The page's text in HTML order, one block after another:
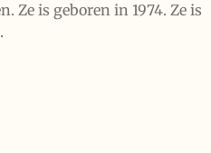
Ze is geboren in 1974. Ze is